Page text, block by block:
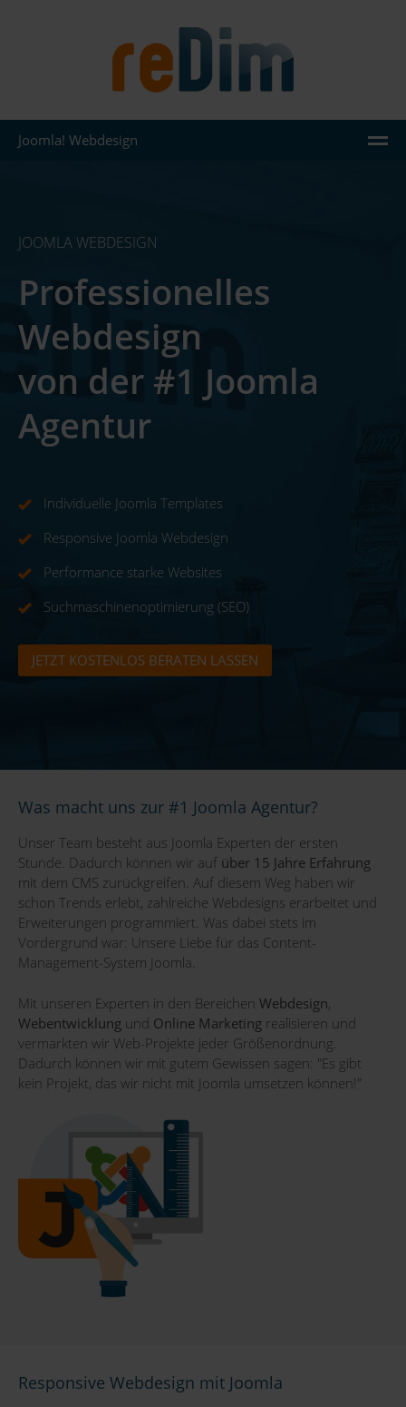
Joomla! Webdesign
JOOMLA
WORDPRESS
REFERENZEN
JOOMLA WEBDESIGN
Professionelles
Webdesign
von der #1 Joomla
Agentur
Individuelle Joomla Templates
Responsive Joomla Webdesign
Performance starke Websites
Suchmaschinenoptimierung (SEO)
JETZT KOSTENLOS BERATEN LASSEN
Was macht uns zur #1 Joomla Agentur?
Unser Team besteht aus Joomla Experten der ersten
Stunde. Dadurch können wir auf über 15 Jahre Erfahrung
mit dem CMS zurückgreifen. Auf diesem Weg haben wir
schon Trends erlebt, zahlreiche Webdesigns erarbeitet und
Erweiterungen programmiert. Was dabei stets im
Vordergrund war: Unsere Liebe für das Content-
Management-System Joomla.
Mit unseren Experten in den Bereichen Webdesign,
Webentwicklung und Online Marketing realisieren und
vermarkten wir Web-Projekte jeder Größenordnung.
Dadurch können wir mit gutem Gewissen sagen: "Es gibt
kein Projekt, das wir nicht mit Joomla umsetzen können!"
Responsive Webdesign mit Joomla